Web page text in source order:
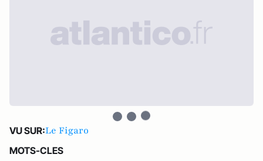
VU SUR:Le Figaro
MOTS-CLES